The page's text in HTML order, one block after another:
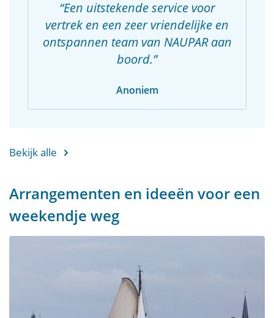
Een uitstekende service voor
vertrek en een zeer vriendelijke en
ontspannen team van NAUPAR aan
boord.
Anoniem
Bekijk alle
Arrangementen en ideeën voor een
weekendje weg